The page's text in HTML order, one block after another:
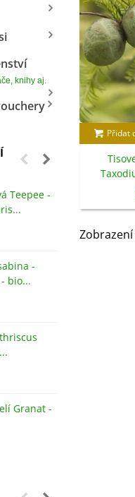
knihy aj.
Teepee -
-
bio...
Granat -
54
Přidat